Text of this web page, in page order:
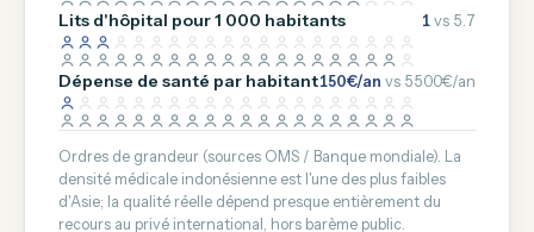
Lits d'hôpital pour 1 000 habitants 1vs 5.7
Dépense de santé par habitant150€/an vs 5500€/an
Ordres de grandeur (sources OMS / Banque mondiale). La
densité médicale indonésienne est l'une des plus faibles
d'Asie; la qualité réelle dépend presque entièrement du
recours au privé international, hors barème public.